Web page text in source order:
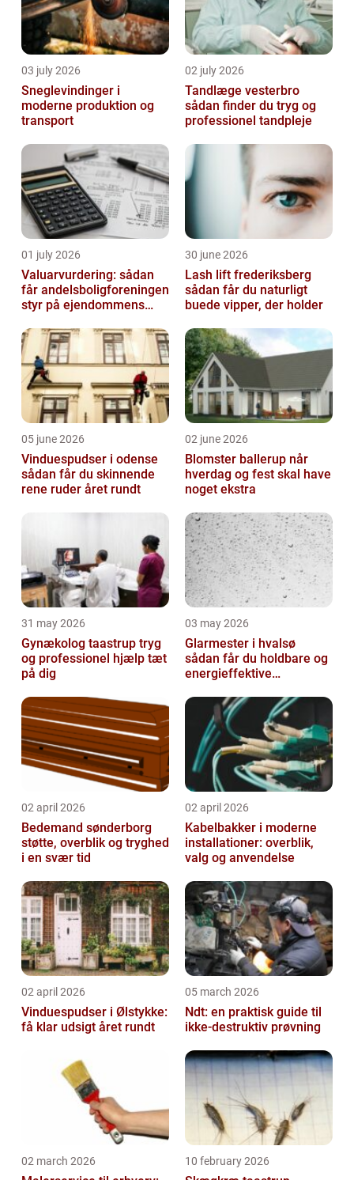
03 july 2026
Sneglevindinger i
moderne produktion og
transport
02 july 2026
Tandlæge vesterbro
sådan finder du tryg og
professionel tandpleje
01 july 2026
Valuarvurdering: sådan
får andelsboligforeningen
styr på ejendommens
30 june 2026
Lash lift frederiksberg
sådan får du naturligt
buede vipper, der holder
05 june 2026
Vinduespudser i odense
sådan får du skinnende
rene ruder året rundt
02 june 2026
Blomster ballerup når
hverdag og fest skal have
noget ekstra
31 may 2026
Gynækolog taastrup tryg
og professionel hjælp tæt
på dig
03 may 2026
Glarmester i hvalsø
sådan får du holdbare og
energieffektive
02 april 2026
Bedemand sønderborg
støtte, overblik og tryghed
i en svær tid
02 april 2026
Kabelbakker i moderne
installationer: overblik,
valg og anvendelse
02 april 2026
Vinduespudser i Ølstykke:
få klar udsigt året rundt
05 march 2026
Ndt: en praktisk guide til
ikke-destruktiv prøvning
02 march 2026 10 february 2026